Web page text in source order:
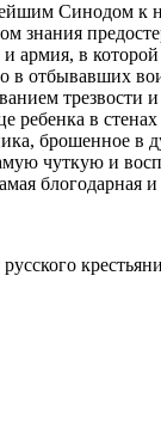
Синодом к
знания
и армия, в
в отбывавших
трезвости
ребенка в
брошенное в
чуткую и
блогодарная